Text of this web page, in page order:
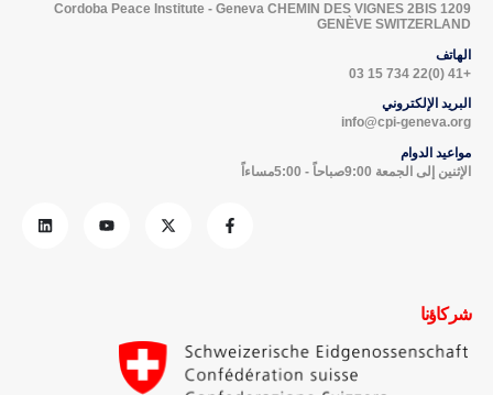
Cordoba Peace Institute - Geneva CHEMIN DES VIGNES 2BIS 1209
GENÈVE SWITZERLAND
الهاتف
+41 (0)22 734 15 03
البريد الإلكتروني
info@cpi-geneva.org
مواعيد الدوام
الإثنين إلى الجمعة 9:00صباحاً - 5:00مساءاً
شركاؤنا